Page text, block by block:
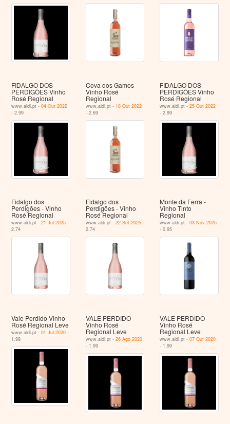
FIDALGO DOS
PERDIGÕES Vinho
Rosé Regional
www.aldi.pt -04 Out 2022
- 2.99
Cova dos Gamos
Vinho Rosé
Regional
www.aldi.pt - 18 Out 2022
- 2.69
FIDALGO DOS
PERDIGÕES Vinho
Rosé Regional
www.aldi.pt -25 Out 2022
- 2.99
Fidalgo dos
Perdigões - Vinho
Rosé Regional
www.aldi.pt -21 Jul 2025 -
2.74
Fidalgo dos
Perdigões - Vinho
Rosé Regional
www.aldi.pt - 22 Set 2025-
2.74
Monte da Ferra -
Vinho Tinto
Regional
www.aldi.pt -03 Nov 2025
- 0.95
Vale Perdido Vinho
Rosé Regional Leve
www.aldi.pt -01 Jul 2020 -
1.99
VALE PERDIDO
Vinho Rosé
Regional Leve
www.aldi.pt - 26 Ago 2020
- 1.99
VALE PERDIDO
Vinho Rosé
Regional Leve
www.aldi.pt -07 Out 2020
- 1.99